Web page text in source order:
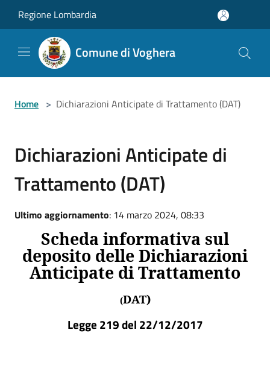
Regione Lombardia
Comune di Voghera
Home > Dichiarazioni Anticipate di Trattamento (DAT)
Dichiarazioni Anticipate di
Trattamento (DAT)
Ultimo aggiornamento: 14 marzo 2024, 08:33
Scheda informativa sul
deposito delle Dichiarazioni
Anticipate di Trattamento
(DAT)
Legge 219 del 22/12/2017